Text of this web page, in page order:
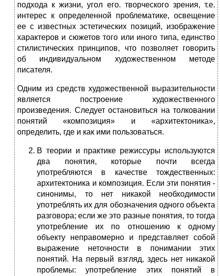
подхода к жизни, угол его. творческого зрения, т.е.
интерес к определенной проблематике, освещение
ее с известных эстетических позиций, изображение
характеров и сюжетов того или иного типа, единство
стилистических принципов, что позволяет говорить
об индивидуальном художественном методе
писателя.
Одним из средств художественной выразительности
является построение художественного
произведения. Следует остановиться на толковании
понятий «композиция» и «архитектоника»,
определить, где и как ими пользоваться.
В теории и практике режиссуры используются
два понятия, которые почти всегда
употребляются в качестве тождественных:
архитектоника и композиция. Если эти понятия -
синонимы, то нет никакой необходимости
употреблять их для обозначения одного объекта
разговора; если же это разные понятия, то тогда
употребление их по отношению к одному
объекту неправомерно и представляет собой
выражение неточности в понимании этих
понятий. На первый взгляд, здесь нет никакой
проблемы: употребление этих понятий в